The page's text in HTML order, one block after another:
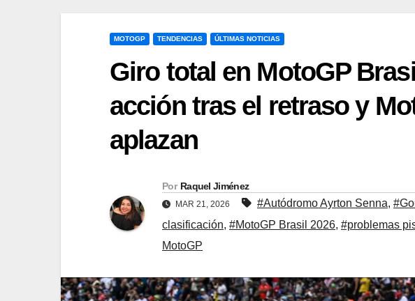
MOTOGP TENDENCIAS ÚLTIMAS NOTICIAS
Giro total en MotoGP
acción tras el retraso y
aplazan
Por Raquel Jiménez
MAR 21, 2026 #Autódromo Ayrton Senna,
clasificación, #MotoGP Brasil 2026, #problemas
MotoGP